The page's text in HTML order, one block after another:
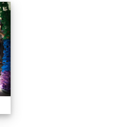
0829新生迎新